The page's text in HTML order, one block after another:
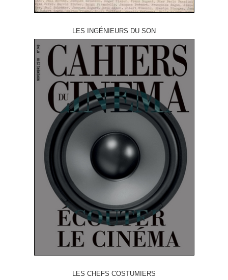
LES INGÉNIEURS DU SON
LES CHEFS COSTUMIERS